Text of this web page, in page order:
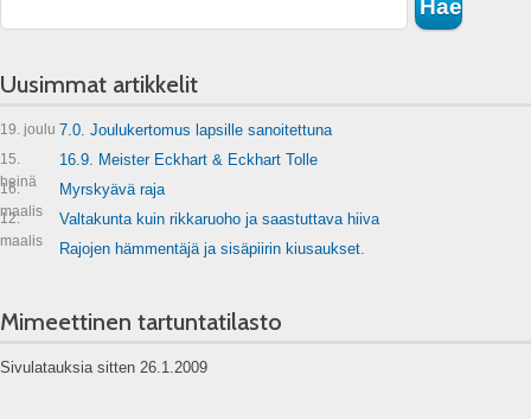
Uusimmat artikkelit
19. joulu 7.0. Joulukertomus lapsille sanoitettuna
15.
heinä
16.9. Meister Eckhart & Eckhart Tolle
16.
maalis
Myrskyävä raja
12.
maalis
Valtakunta kuin rikkaruoho ja saastuttava hiiva
Rajojen hämmentäjä ja sisäpiirin kiusaukset.
Mimeettinen tartuntatilasto
Sivulatauksia sitten 26.1.2009